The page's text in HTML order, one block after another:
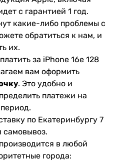
с гарантией 1 год.
какие-либо проблемы с
обратиться к нам, и
их.
за iPhone 16e 128
вам оформить
. Это удобно и
платежи на
по Екатеринбургу 7
в любой
города: